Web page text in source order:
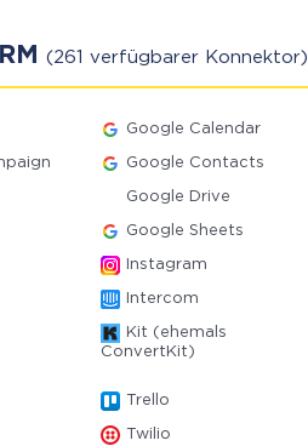
(261 verfügbarer Konnektor)
Google Calendar
Google Contacts
Google Drive
Google Sheets
Instagram
Intercom
Kit (ehemals
ConvertKit)
Trello
Twilio